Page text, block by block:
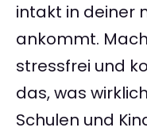
intakt in deiner
ankommt.
stressfrei und
das, was
Schulen und